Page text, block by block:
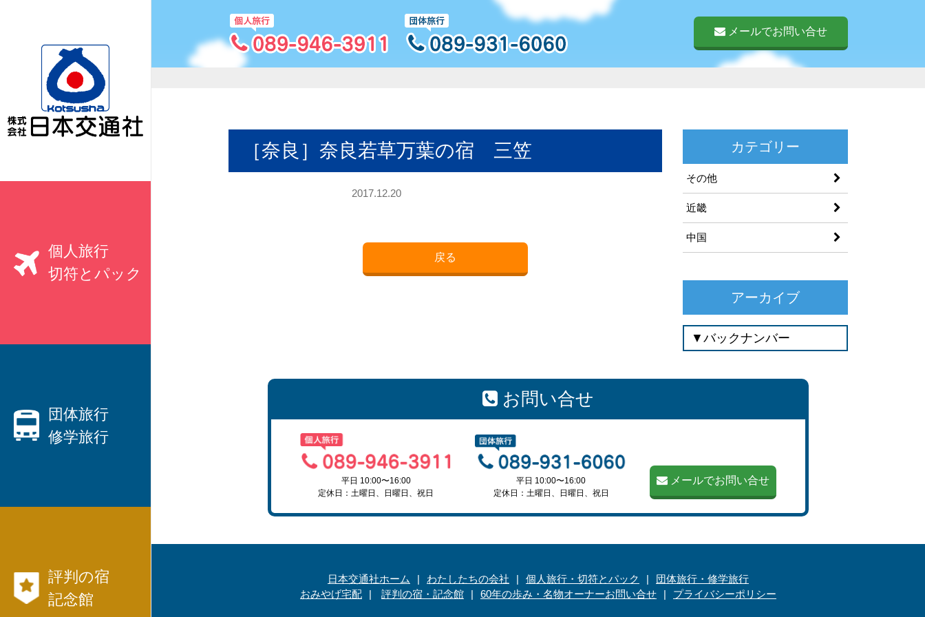
個人旅行
切符とパック
国内旅行
から
ェリー等切符
も発行出来ます。
団体旅行
修学旅行
国内旅行モデル
コース
評判の宿
記念館
メールでお問い合せ
［奈良］奈良若草万葉の宿 三笠
2017.12.20
戻る
カテゴリー
その他
近畿
中国
アーカイブ
お問い合せ
平日 10:00〜16:00
定休日：土曜日、日曜日、祝日
平日 10:00〜16:00
定休日：土曜日、日曜日、祝日
メールでお問い合せ
日本交通社ホーム わたしたちの会社 個人旅行・切符とパック
団体旅行・修学旅行
おみやげ宅配
評判の宿・記念館 60年の歩み・名物オーナーお問い合せ プライバシーポリシー